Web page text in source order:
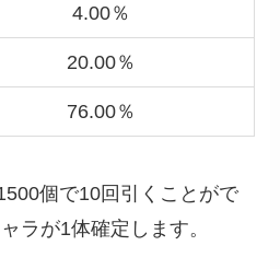
4.00％
20.00％
76.00％
個で10回引くことがで
ラが1体確定します。